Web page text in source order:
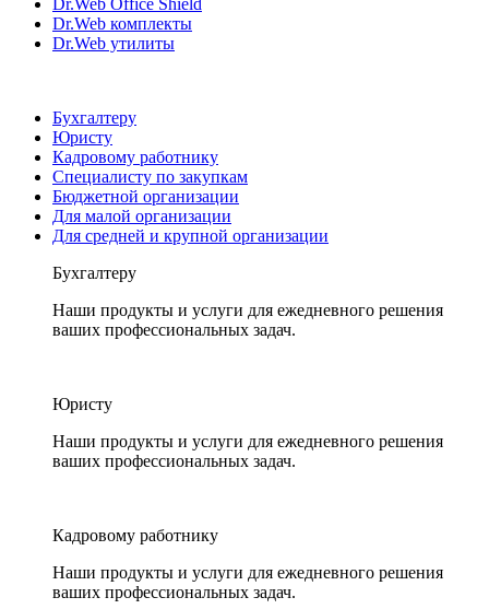
Dr.Web Office Shield
Dr.Web комплекты
Dr.Web утилиты
Бухгалтеру
Юристу
Кадровому работнику
Специалисту по закупкам
Бюджетной организации
Для малой организации
Для средней и крупной организации
Бухгалтеру
Наши продукты и услуги для ежедневного решения
ваших профессиональных задач.
Юристу
Наши продукты и услуги для ежедневного решения
ваших профессиональных задач.
Кадровому работнику
Наши продукты и услуги для ежедневного решения
ваших профессиональных задач.